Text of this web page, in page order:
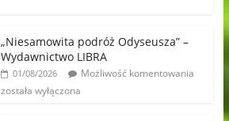
„Niesamowita podróż Odyseusza” –
Wydawnictwo LIBRA
01/08/2026
Możliwość komentowania
została wyłączona